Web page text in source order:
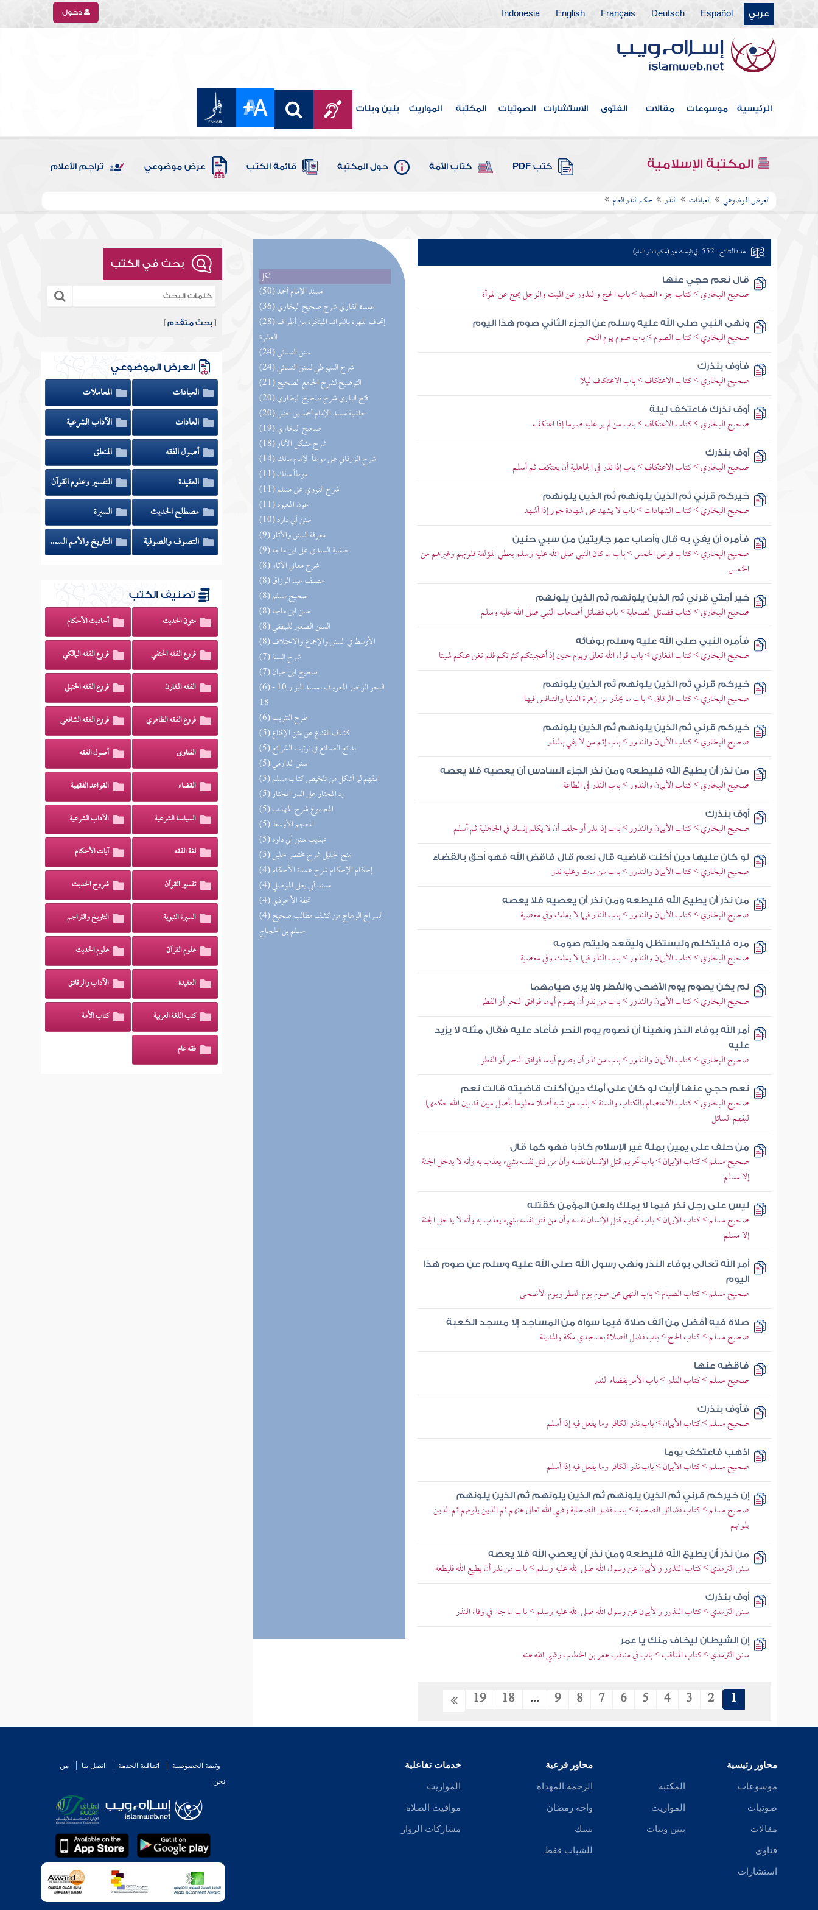
عربي Español
Deutsch
Français
English
Indonesia دخول
الرئيسية موسوعات مقالات الفتوى الاستشارات الصوتيات المكتبة المواريث بنين وبنات
المكتبة الإسلامية كتب PDF كتاب الأمة حول المكتبة قائمة الكتب عرض موضوعي تراجم الأعلام
العرض الموضوعي العبادات النذر حكم النذر العام
الكل
(50) مسند الإمام أحمد
(36) عمدة القاري شرح صحيح البخاري
(28) إتحاف المهرة بالفوائد المبتكرة من أطراف
العشرة
(24) سنن النسائي
(24) شرح السيوطي لسنن النسائي
(21) التوضيح لشرح الجامع الصحيح
(20) فتح الباري شرح صحيح البخاري
(20) حاشية مسند الإمام أحمد بن حنبل
(19) صحيح البخاري
(18) شرح مشكل الآثار
(14) شرح الزرقاني على موطأ الإمام مالك
(11) موطأ مالك
(11) شرح النووي على مسلم
(11) عون المعبود
(10) سنن أبي داود
(9) معرفة السنن والآثار
(9) حاشية السندي على ابن ماجه
(8) شرح معاني الآثار
(8) مصنف عبد الرزاق
(8) صحيح مسلم
(8) سنن ابن ماجه
(8) السنن الصغير للبيهقي
(8) الأوسط في السنن والإجماع والاختلاف
(7) شرح السنة
(7) صحيح ابن حبان
(6) البحر الزخار المعروف بمسند البزار 10 -
18
(6) طرح التثريب
(5) كشاف القناع عن متن الإقناع
(5) بدائع الصنائع في ترتيب الشرائع
(5) سنن الدارمي
(5) المفهم لما أشكل من تلخيص كتاب مسلم
(5) رد المحتار على الدر المختار
(5) المجموع شرح المهذب
(5) المعجم الأوسط
(5) تهذيب سنن أبي داود
(5) منح الجليل شرح مختصر خليل
(4) إحكام الإحكام شرح عمدة الأحكام
(4) مسند أبي يعلى الموصلي
(4) تحفة الأحوذي
(4) السراج الوهاج من كشف مطالب صحيح
مسلم بن الحجاج
عدد النتائج : 552 في البحث عن (حكم النذر العام)
قال نعم حجي عنها
صحيح البخاري > كتاب جزاء الصيد > باب الحج والنذور عن الميت والرجل يحج عن المرأة
ونهى النبي صلى الله عليه وسلم عن الجزء الثاني صوم هذا اليوم
صحيح البخاري > كتاب الصوم > باب صوم يوم النحر
فأوف بنذرك
صحيح البخاري > كتاب الاعتكاف > باب الاعتكاف ليلا
أوف نذرك فاعتكف ليلة
صحيح البخاري > كتاب الاعتكاف > باب من لم ير عليه صوما إذا اعتكف
أوف بنذرك
صحيح البخاري > كتاب الاعتكاف > باب إذا نذر في الجاهلية أن يعتكف ثم أسلم
خيركم قرني ثم الذين يلونهم ثم الذين يلونهم
صحيح البخاري > كتاب الشهادات > باب لا يشهد على شهادة جور إذا أشهد
فأمره أن يفي به قال وأصاب عمر جاريتين من سبي حنين
صحيح البخاري > كتاب فرض الخمس > باب ما كان النبي صلى الله عليه وسلم يعطي المؤلفة قلوبهم وغيرهم من
الخمس
خير أمتي قرني ثم الذين يلونهم ثم الذين يلونهم
صحيح البخاري > كتاب فضائل الصحابة > باب فضائل أصحاب النبي صلى الله عليه وسلم
فأمره النبي صلى الله عليه وسلم بوفائه
صحيح البخاري > كتاب المغازي > باب قول الله تعالى ويوم حنين إذ أعجبتكم كثرتكم فلم تغن عنكم شيئا
خيركم قرني ثم الذين يلونهم ثم الذين يلونهم
صحيح البخاري > كتاب الرقاق > باب ما يحذر من زهرة الدنيا والتنافس فيها
خيركم قرني ثم الذين يلونهم ثم الذين يلونهم
صحيح البخاري > كتاب الأيمان والنذور > باب إثم من لا يفي بالنذر
من نذر أن يطيع الله فليطعه ومن نذر الجزء السادس أن يعصيه فلا يعصه
صحيح البخاري > كتاب الأيمان والنذور > باب النذر في الطاعة
أوف بنذرك
صحيح البخاري > كتاب الأيمان والنذور > باب إذا نذر أو حلف أن لا يكلم إنسانا في الجاهلية ثم أسلم
لو كان عليها دين أكنت قاضيه قال نعم قال فاقض الله فهو أحق بالقضاء
صحيح البخاري > كتاب الأيمان والنذور > باب من مات وعليه نذر
من نذر أن يطيع الله فليطعه ومن نذر أن يعصيه فلا يعصه
صحيح البخاري > كتاب الأيمان والنذور > باب النذر فيما لا يملك وفي معصية
مره فليتكلم وليستظل وليقعد وليتم صومه
صحيح البخاري > كتاب الأيمان والنذور > باب النذر فيما لا يملك وفي معصية
لم يكن يصوم يوم الأضحى والفطر ولا يرى صيامهما
صحيح البخاري > كتاب الأيمان والنذور > باب من نذر أن يصوم أياما فوافق النحر أو الفطر
أمر الله بوفاء النذر ونهينا أن نصوم يوم النحر فأعاد عليه فقال مثله لا يزيد
عليه
صحيح البخاري > كتاب الأيمان والنذور > باب من نذر أن يصوم أياما فوافق النحر أو الفطر
نعم حجي عنها أرأيت لو كان على أمك دين أكنت قاضيته قالت نعم
صحيح البخاري > كتاب الاعتصام بالكتاب والسنة > باب من شبه أصلا معلوما بأصل مبين قد بين الله حكمهما
ليفهم السائل
من حلف على يمين بملة غير الإسلام كاذبا فهو كما قال
صحيح مسلم > كتاب الإيمان > باب تحريم قتل الإنسان نفسه وأن من قتل نفسه بشيء يعذب به وأنه لا يدخل الجنة
إلا مسلم
ليس على رجل نذر فيما لا يملك ولعن المؤمن كقتله
صحيح مسلم > كتاب الإيمان > باب تحريم قتل الإنسان نفسه وأن من قتل نفسه بشيء يعذب به وأنه لا يدخل الجنة
إلا مسلم
أمر الله تعالى بوفاء النذر ونهى رسول الله صلى الله عليه وسلم عن صوم هذا
اليوم
صحيح مسلم > كتاب الصيام > باب النهي عن صوم يوم الفطر ويوم الأضحى
صلاة فيه أفضل من ألف صلاة فيما سواه من المساجد إلا مسجد الكعبة
صحيح مسلم > كتاب الحج > باب فضل الصلاة بمسجدي مكة والمدينة
فاقضه عنها
صحيح مسلم > كتاب النذر > باب الأمر بقضاء النذر
فأوف بنذرك
صحيح مسلم > كتاب الأيمان > باب نذر الكافر وما يفعل فيه إذا أسلم
اذهب فاعتكف يوما
صحيح مسلم > كتاب الأيمان > باب نذر الكافر وما يفعل فيه إذا أسلم
إن خيركم قرني ثم الذين يلونهم ثم الذين يلونهم ثم الذين يلونهم
صحيح مسلم > كتاب فضائل الصحابة > باب فضل الصحابة رضي الله تعالى عنهم ثم الذين يلونهم ثم الذين
يلونهم
من نذر أن يطيع الله فليطعه ومن نذر أن يعصي الله فلا يعصه
سنن الترمذي > كتاب النذور والأيمان عن رسول الله صلى الله عليه وسلم > باب من نذر أن يطيع الله فليطعه
أوف بنذرك
سنن الترمذي > كتاب النذور والأيمان عن رسول الله صلى الله عليه وسلم > باب ما جاء في وفاء النذر
إن الشيطان ليخاف منك يا عمر
سنن الترمذي > كتاب المناقب > باب في مناقب عمر بن الخطاب رضي الله عنه
1
2
3
4
5
6
7
8
9
...
18
19
بحث في الكتب
[بحث متقدم ]
العرض الموضوعي
العبادات
المعاملات
العادات
الآداب الشرعية
أصول الفقه
المنطق
العقيدة
التفسير وعلوم القرآن
مصطلح الحديث
السيرة
التصوف والصوفية
التاريخ والأمم السابقة
تصنيف الكتب
متون الحديث أحاديث الأحكام
فروع الفقه الحنفي فروع الفقه المالكي
الفقه المقارن فروع الفقه الحنبلي
فروع الفقه الظاهري فروع الفقه الشافعي
الفتاوى أصول الفقه
القضاء القواعد الفقهية
السياسة الشرعية الآداب الشرعية
لغة الفقه آيات الأحكام
تفسير القرآن شروح الحديث
السيرة النبوية التاريخ والتراجم
علوم القرآن علوم الحديث
العقيدة الآداب والرقائق
كتب اللغة العربية كتاب الأمة
فقه عام
محاور رئيسية
موسوعات
صوتيات
مقالات
فتاوى
استشارات
المكتبة
المواريث
بنين وبنات
محاور فرعية
الرحمة المهداة
واحة رمضان
نسك
للشباب فقط
خدمات تفاعلية
المواريث
مواقيت الصلاة
مشاركات الزوار
وثيقة الخصوصية اتفاقية الخدمة اتصل بنا
من
نحن